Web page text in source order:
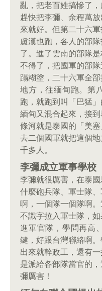
亂，把老百姓搞慘了
趕快把李彌、余程萬
來就好。但第二十六
盧漢也跑，各人的部
了。進了雲南的部隊
不得了，把國軍的部
蹋糊塗，二十六軍全
地方，往緬甸跑。第
跑，就跑到叫「巴猛
緬甸又混合起來，接
條河就是泰國的「美
去二個國軍就把這個
千多人。
李彌成立軍事學校
李彌就很厲害，在泰
什麼砲兵隊、軍士隊
啊，一個隊一個隊啊
不識字拉入軍士隊，
進軍官隊，學問再高
鍵，好跟台灣聯絡啊
出來就幹政工，還有
是派給各部隊當官的
彌厲害！